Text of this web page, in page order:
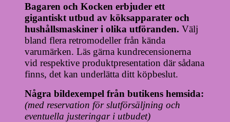
Bagaren och Kocken erbjuder ett
gigantiskt utbud av köksapparater och
hushållsmaskiner i olika utföranden. Välj
bland flera retromodeller från kända
varumärken. Läs gärna kundrecensionerna
vid respektive produktpresentation där sådana
finns, det kan underlätta ditt köpbeslut.
Några bildexempel från butikens hemsida:
(med reservation för slutförsäljning och
eventuella justeringar i utbudet)